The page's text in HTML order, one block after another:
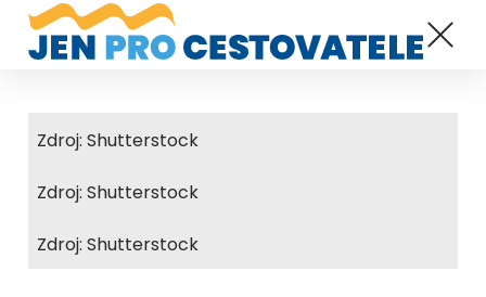
Zdroj: Shutterstock
Zdroj: Shutterstock
Zdroj: Shutterstock